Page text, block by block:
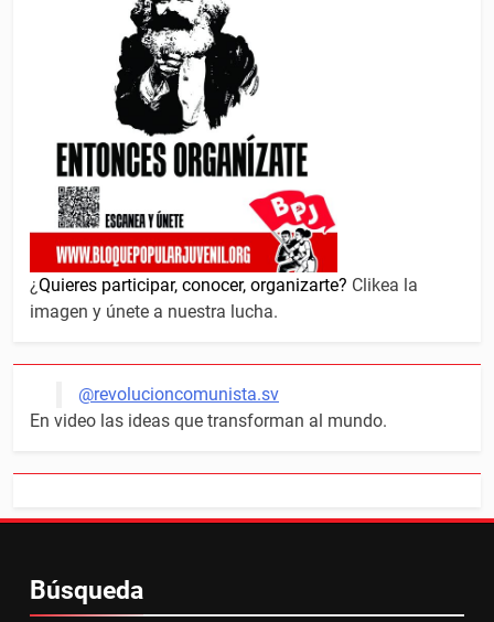
¿Quieres participar, conocer, organizarte? Clikea la
imagen y únete a nuestra lucha.
@revolucioncomunista.sv
En video las ideas que transforman al mundo.
Búsqueda